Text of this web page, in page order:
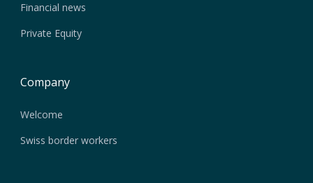
Financial news
Private Equity
Company
Welcome
Swiss border workers